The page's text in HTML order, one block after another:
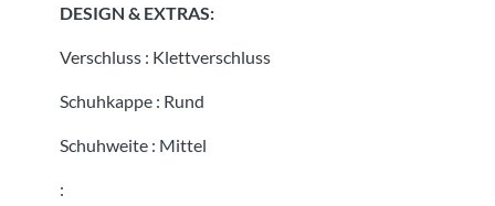
DESIGN & EXTRAS:
Verschluss : Klettverschluss
Schuhkappe : Rund
Schuhweite : Mittel
: